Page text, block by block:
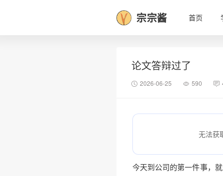
宗宗酱 首页
论文答辩过了
2026-06-25 590
无法获
今天到公司的第一件事，